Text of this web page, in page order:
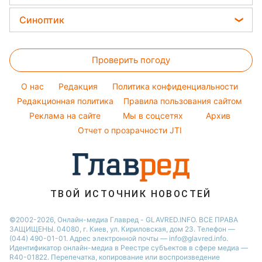
Новости Черкассы
Новости Житомира
Филипп Киркоров
Елена Зеленская
Ани Лорак
Алла Пугачева
Максим Галкин
Настя Каменских
Легкие десерты
Праздничное меню
Уборка
Авто
Стирка
Комнатные растения
Цены на продукты
Денежная помощь
Курс валют
Синоптик
Магнитные бури
Погода на сегодня
Погода на завтра
Пылевая буря
Проверить погоду
O нас Редакция
Политика конфиденциальности
Редакционная политика
Правила пользования сайтом
Реклама на сайте
Мы в соцсетях
Архив
Отчет о прозрачности JTI
ТВОЙ ИСТОЧНИК НОВОСТЕЙ
©2002-2026, Онлайн-медиа Главред - GLAVRED.INFO. ВСЕ ПРАВА
ЗАЩИЩЕНЫ. 04080, г. Киев, ул. Кириловская, дом 23. Телефон —
(044) 490-01-01. Адрес электронной почты — info@glavred.info.
Идентификатор онлайн-медиа в Реестре cубъектов в сфере медиа —
R40-01822. Перепечатка, копирование или воспроизведение